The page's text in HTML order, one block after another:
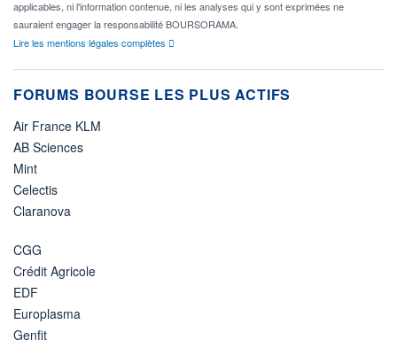
applicables, ni l'information contenue, ni les analyses qui y sont exprimées ne
sauraient engager la responsabilité BOURSORAMA.
Lire les mentions légales complètes
FORUMS BOURSE LES PLUS ACTIFS
Air France KLM
AB Sciences
Mint
Celectis
Claranova
CGG
Crédit Agricole
EDF
Europlasma
Genfit